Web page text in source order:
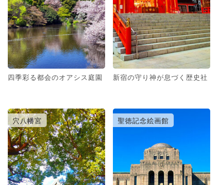
四季彩る都会のオアシス庭園 新宿の守り神が息づく歴史社
穴八幡宮 聖徳記念絵画館